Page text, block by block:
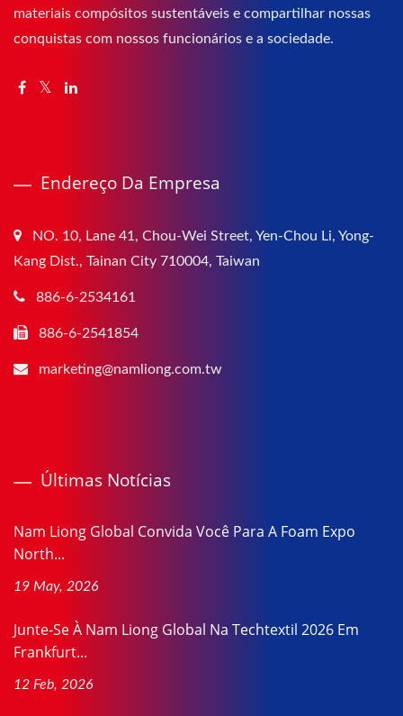
materiais compósitos sustentáveis e compartilhar nossas
conquistas com nossos funcionários e a sociedade.
Endereço Da Empresa
NO. 10, Lane 41, Chou-Wei Street, Yen-Chou Li, Yong-
Kang Dist., Tainan City 710004, Taiwan
886-6-2534161
886-6-2541854
marketing@namliong.com.tw
Últimas Notícias
Nam Liong Global Convida Você Para A Foam Expo
North...
19 May, 2026
Junte-Se À Nam Liong Global Na Techtextil 2026 Em
Frankfurt...
12 Feb, 2026